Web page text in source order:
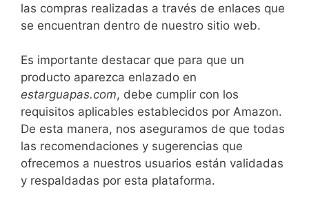
las compras realizadas a través de enlaces que
se encuentran dentro de nuestro sitio web.
Es importante destacar que para que un
producto aparezca enlazado en
estarguapas.com, debe cumplir con los
requisitos aplicables establecidos por Amazon.
De esta manera, nos aseguramos de que todas
las recomendaciones y sugerencias que
ofrecemos a nuestros usuarios están validadas
y respaldadas por esta plataforma.